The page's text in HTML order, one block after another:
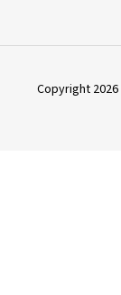
Copyright 2026